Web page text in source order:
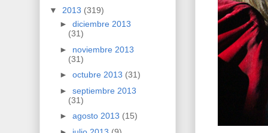
▼ 2013 (319)
► diciembre 2013
(31)
► noviembre 2013
(31)
► octubre 2013 (31)
► septiembre 2013
(31)
► agosto 2013 (15)